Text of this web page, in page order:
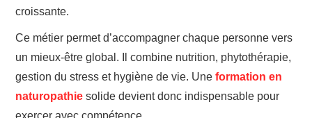
croissante.
Ce métier permet d’accompagner chaque personne vers
un mieux-être global. Il combine nutrition, phytothérapie,
gestion du stress et hygiène de vie. Uneformation en
naturopathie solide devient donc indispensable pour
exercer avec compétence.